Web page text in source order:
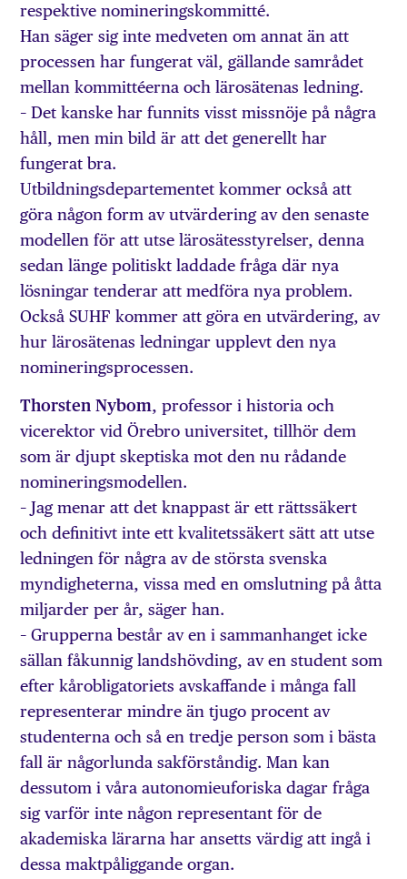
respektive nomineringskommitté.
Han säger sig inte medveten om annat än att
processen har fungerat väl, gällande samrådet
mellan kommittéerna och lärosätenas ledning.
– Det kanske har funnits visst missnöje på några
håll, men min bild är att det generellt har
fungerat bra.
Utbildningsdepartementet kommer också att
göra någon form av utvärdering av den senaste
modellen för att utse lärosätesstyrelser, denna
sedan länge politiskt laddade fråga där nya
lösningar tenderar att medföra nya problem.
Också SUHF kommer att göra en utvärdering, av
hur lärosätenas ledningar upplevt den nya
nomineringsprocessen.
Thorsten Nybom, professor i historia och
vicerektor vid Örebro universitet, tillhör dem
som är djupt skeptiska mot den nu rådande
nomineringsmodellen.
– Jag menar att det knappast är ett rättssäkert
och definitivt inte ett kvalitetssäkert sätt att utse
ledningen för några av de största svenska
myndigheterna, vissa med en omslutning på åtta
miljarder per år, säger han.
– Grupperna består av en i sammanhanget icke
sällan fåkunnig landshövding, av en student som
efter kårobligatoriets avskaffande i många fall
representerar mindre än tjugo procent av
studenterna och så en tredje person som i bästa
fall är någorlunda sakförståndig. Man kan
dessutom i våra autonomieuforiska dagar fråga
sig varför inte någon representant för de
akademiska lärarna har ansetts värdig att ingå i
dessa maktpåliggande organ.